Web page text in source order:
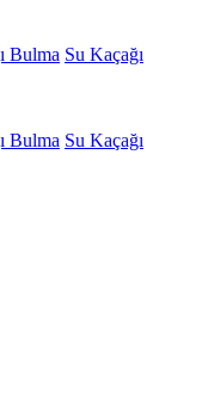
Bulma Su Kaçağı
Bulma Su Kaçağı